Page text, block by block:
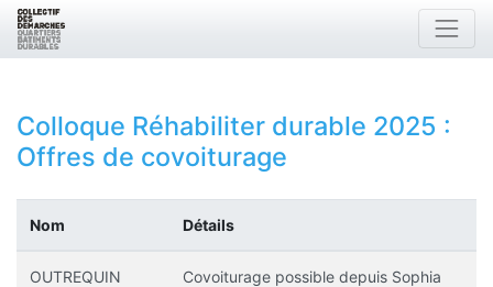
Colloque Réhabiliter durable 2025 :
Offres de covoiturage
Nom Détails
OUTREQUIN
Covoiturage possible depuis Sophia